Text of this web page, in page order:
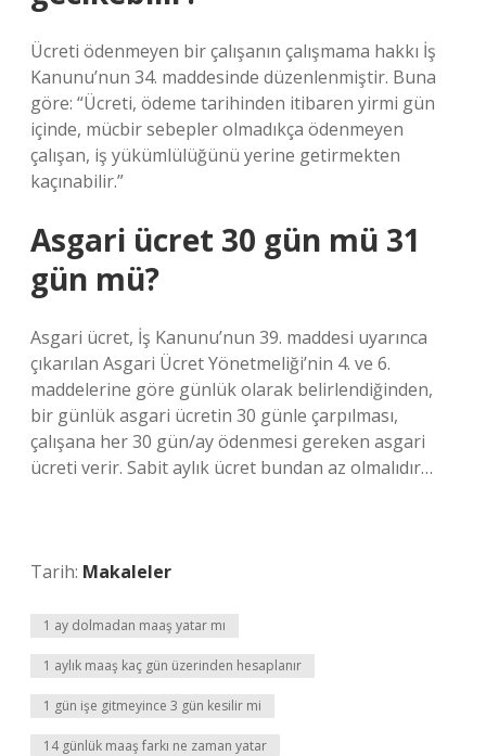
Ücreti ödenmeyen bir çalışanın çalışmama hakkı İş
Kanunu’nun 34. maddesinde düzenlenmiştir. Buna
göre: “Ücreti, ödeme tarihinden itibaren yirmi gün
içinde, mücbir sebepler olmadıkça ödenmeyen
çalışan, iş yükümlülüğünü yerine getirmekten
kaçınabilir.”
Asgari ücret 30 gün mü 31
gün mü?
Asgari ücret, İş Kanunu’nun 39. maddesi uyarınca
çıkarılan Asgari Ücret Yönetmeliği’nin 4. ve 6.
maddelerine göre günlük olarak belirlendiğinden,
bir günlük asgari ücretin 30 günle çarpılması,
çalışana her 30 gün/ay ödenmesi gereken asgari
ücreti verir. Sabit aylık ücret bundan az olmalıdır…
Tarih: Makaleler
1 ay dolmadan maaş yatar mı
1 aylık maaş kaç gün üzerinden hesaplanır
1 gün işe gitmeyince 3 gün kesilir mi
14 günlük maaş farkı ne zaman yatar